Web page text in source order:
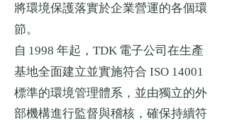
將環境保護落實於企業營運的各個環
節。
自 1998 年起， TDK 電子公司在生產
基地全面建立並實施符合 ISO 14001
標準的環境管理體系，並由獨立的外
部機構進行監督與稽核，確保持續符